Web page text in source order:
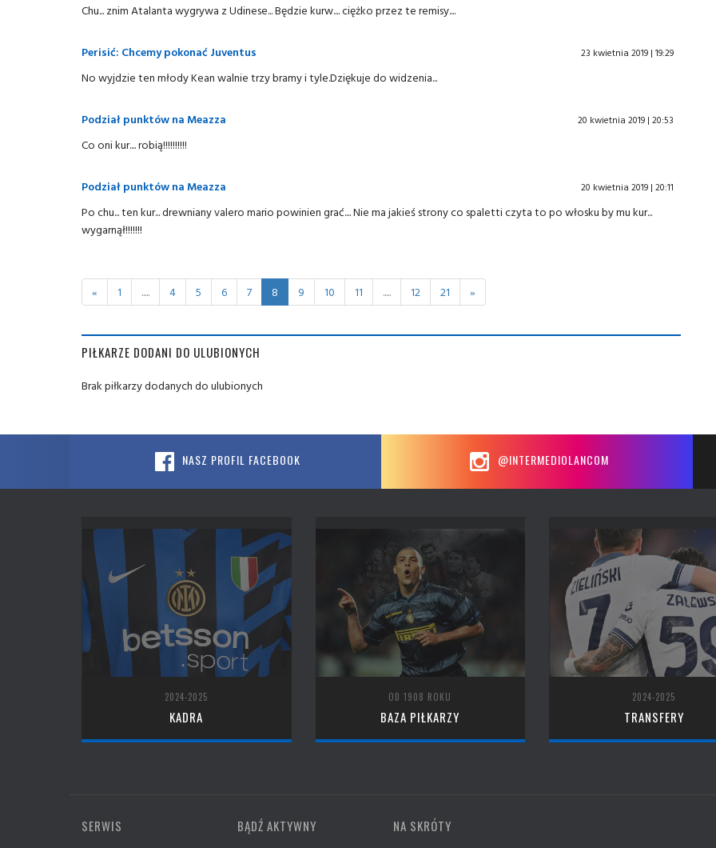
Chu... znim Atalanta wygrywa z Udinese... Będzie kurw.... ciężko przez te remisy....
Perisić: Chcemy pokonać Juventus 23 kwietnia 2019 | 19:29
No wyjdzie ten młody Kean walnie trzy bramy i tyle.Dziękuje do widzenia...
Podział punktów na Meazza 20 kwietnia 2019 | 20:53
Co oni kur.... robią!!!!!!!!!!
Podział punktów na Meazza 20 kwietnia 2019 | 20:11
Po chu... ten kur... drewniany valero mario powinien grać.... Nie ma jakieś strony co spaletti czyta to po włosku by mu kur...
wygarnął!!!!!!!
« 1 ..... 4 5 6 7 8 9 10 11 ..... 12 21 »
PIŁKARZE DODANI DO ULUBIONYCH
Brak piłkarzy dodanych do ulubionych
NASZ PROFIL FACEBOOK @INTERMEDIOLANCOM
2024-2025
KADRA
OD 1908 ROKU
BAZA PIŁKARZY
2024-2025
TRANSFERY
SERWIS BĄDŹ AKTYWNY NA SKRÓTY